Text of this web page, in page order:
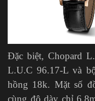
Đặc biệt, Chopard
L.U.C 96.17-L và
hồng 18k. Mặt số
cùng độ dày chỉ